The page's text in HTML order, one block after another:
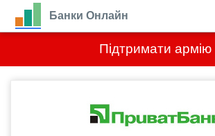
Підтримати армію
Банки Онлайн